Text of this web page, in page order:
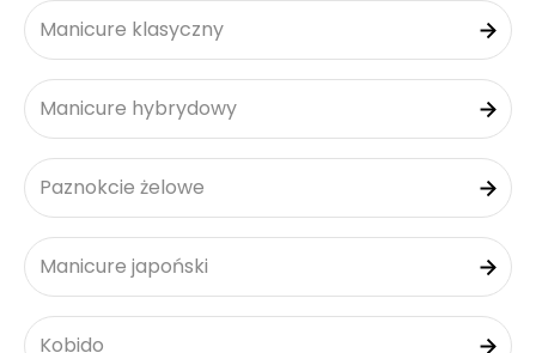
Manicure klasyczny
Manicure hybrydowy
Paznokcie żelowe
Manicure japoński
Kobido